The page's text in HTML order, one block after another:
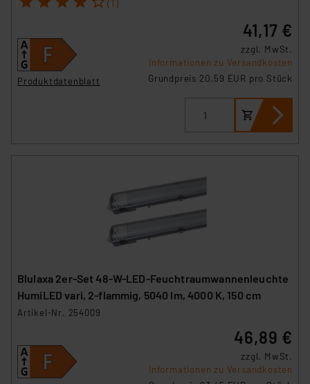
Produktdatenblatt
41,17 €
zzgl. MwSt.
Informationen zu Versandkosten
Grundpreis 20.59 EUR pro Stück
Blulaxa 2er-Set 48-W-LED-Feuchtraumwannenleuchte
HumiLED vari, 2-flammig, 5040 lm, 4000 K, 150 cm
Artikel-Nr. 254009
46,89 €
zzgl. MwSt.
Informationen zu Versandkosten